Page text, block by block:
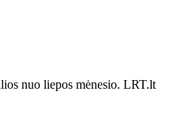
nuo liepos mėnesio. LRT.lt